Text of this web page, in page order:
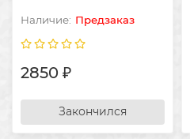
Предзаказ
2850 ₽
Закончился